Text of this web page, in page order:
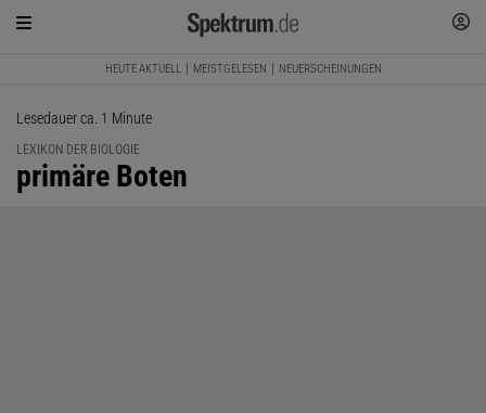
HEUTE AKTUELL MEISTGELESEN NEUERSCHEINUNGEN
Lesedauer ca. 1 Minute
LEXIKON DER BIOLOGIE
:
primäre Boten